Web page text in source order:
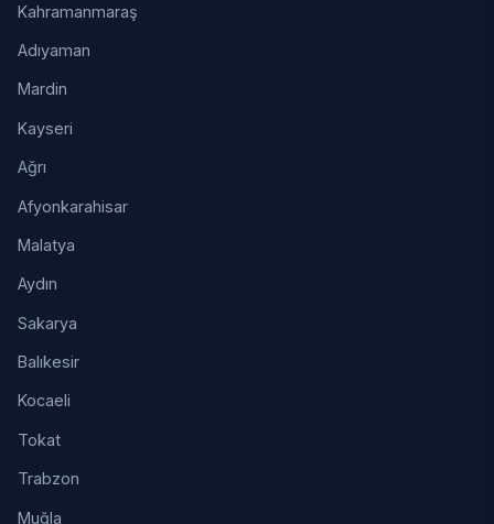
Kahramanmaraş
Adıyaman
Mardin
Kayseri
Ağrı
Afyonkarahisar
Malatya
Aydın
Sakarya
Balıkesir
Kocaeli
Tokat
Trabzon
Muğla